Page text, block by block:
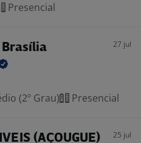
Presencial
Brasília 27 jul
(2º Grau) Presencial
(AÇOUGUE) 25 jul